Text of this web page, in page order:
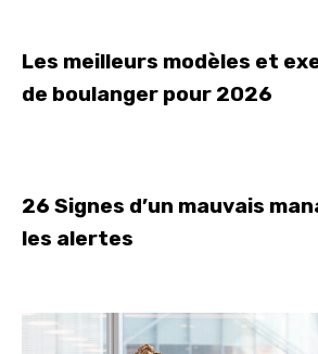
Les meilleurs modèles et
de boulanger pour 2026
26 Signes d’un mauvais
les alertes